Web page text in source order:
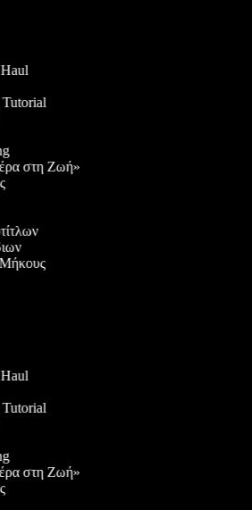
στη Ζωή»
στη Ζωή»